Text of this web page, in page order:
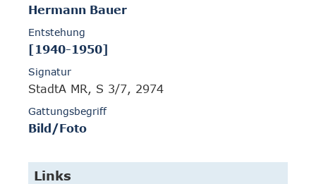
Hermann Bauer
Entstehung
[1940-1950]
Signatur
StadtA MR, S 3/7, 2974
Gattungsbegriff
Bild/Foto
Links